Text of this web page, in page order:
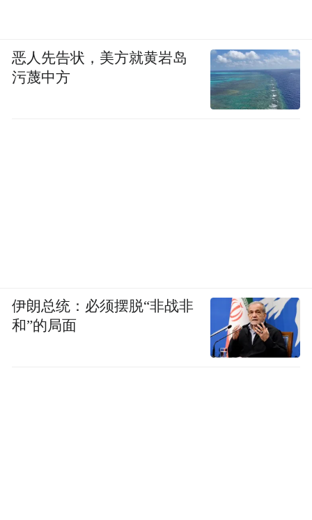
恶人先告状，美方就黄岩岛
污蔑中方
伊朗总统：必须摆脱“非战非
和”的局面